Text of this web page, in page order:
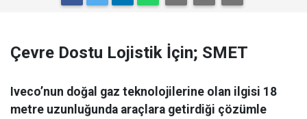
Çevre Dostu Lojistik İçin; SMET
Iveco’nun doğal gaz teknolojilerine olan ilgisi 18
metre uzunluğunda araçlara getirdiği çözümle